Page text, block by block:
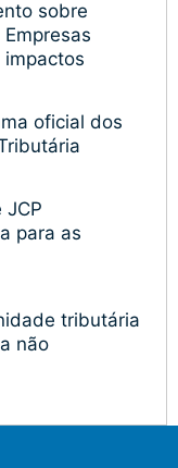
sobre
oficial dos
JCP
para as
tributária
não